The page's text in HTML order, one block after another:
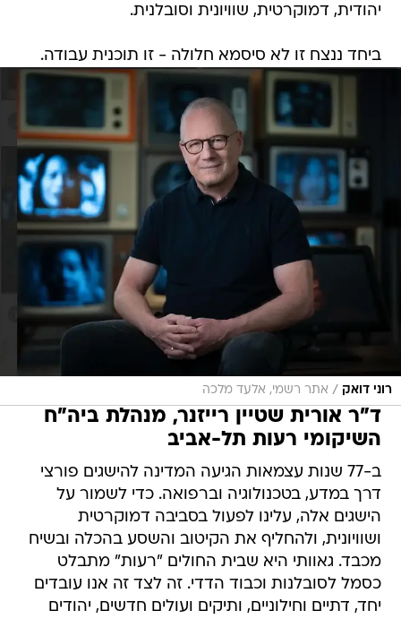
יהודית, דמוקרטית, שוויונית וסובלנית.
ביחד ננצח זו לא סיסמא חלולה - זו תוכנית עבודה.
רוני דואק / אתר רשמי, אלעד מלכה
ד"ר אורית שטיין רייזנר, מנהלת ביה"ח
השיקומי רעות תל-אביב
ב-77 שנות עצמאות הגיעה המדינה להישגים פורצי
דרך במדע, בטכנולוגיה וברפואה. כדי לשמור על
הישגים אלה, עלינו לפעול בסביבה דמוקרטית
ושוויונית, ולהחליף את הקיטוב והשסע בהכלה ובשיח
מכבד. גאוותי היא שבית החולים "רעות" מתבלט
כסמל לסובלנות וכבוד הדדי. זה לצד זה אנו עובדים
יחד, דתיים וחילוניים, ותיקים ועולים חדשים, יהודים